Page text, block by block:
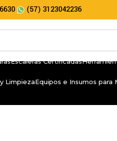
(57) 3123042236
Escaleras Certificadas
LimpiezaEquipos e Insumos para